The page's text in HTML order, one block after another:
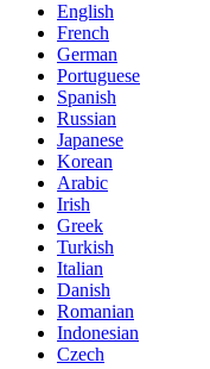
English
French
German
Portuguese
Spanish
Russian
Japanese
Korean
Arabic
Irish
Greek
Turkish
Italian
Danish
Romanian
Indonesian
Czech